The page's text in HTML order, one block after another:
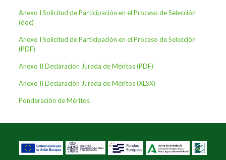
Anexo I Solicitud de Participación en el Proceso de Selección
(doc)
Anexo I Solicitud de Participación en el Proceso de Selección
(PDF)
Anexo II Declaración Jurada de Méritos (PDF)
Anexo II Declaración Jurada de Méritos (XLSX)
Ponderación de Méritos